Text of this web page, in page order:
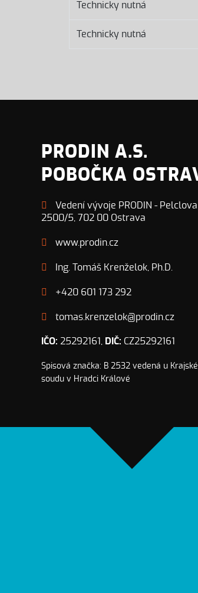
Technicky nutná
Technicky nutná
PRODIN A.S.
POBOČKA
Vedení vývoje PRODIN - Pelclova
2500/5, 702 00 Ostrava
www.prodin.cz
Ing. Tomáš Krenželok, Ph.D.
+420 601 173 292
tomas.krenzelok@prodin.cz
IČO: 25292161, DIČ: CZ25292161
Spisová značka: B 2532 vedená u
soudu v Hradci Králové